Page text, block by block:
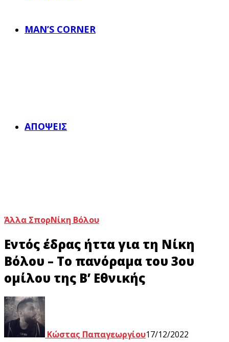
MAN’S CORNER
ΑΠΌΨΕΙΣ
Άλλα ΣπορΝίκη Βόλου
Εντός έδρας ήττα για τη Νίκη
Βόλου – Το πανόραμα του 3ου
ομίλου της Β’ Εθνικής
Κώστας Παπαγεωργίου17/12/2022